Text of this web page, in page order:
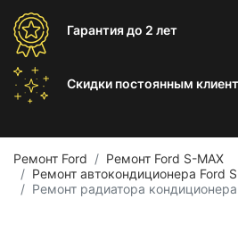
Гарантиядо 2 лет
Скидки постоянным
Ремонт Ford
Ремонт Ford S-MAX
Ремонт автокондиционера Ford
Ремонт радиатора